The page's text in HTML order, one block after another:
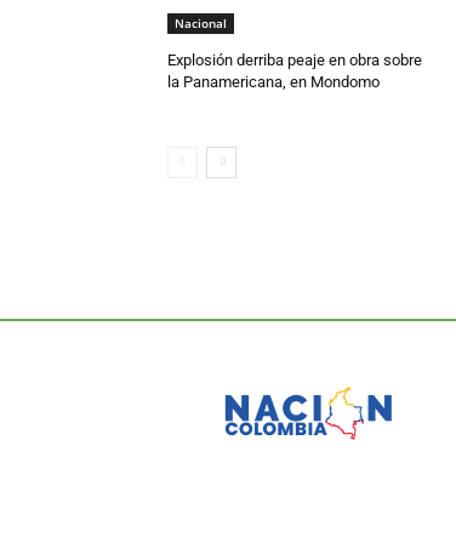
Nacional
Explosión derriba peaje en obra sobre
la Panamericana, en Mondomo